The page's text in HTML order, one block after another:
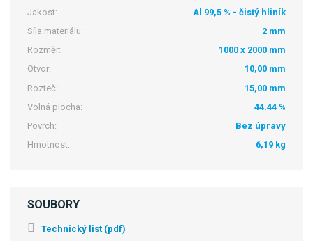
Jakost:
Al 99,5 % - čistý hliník
Síla materiálu:
2 mm
Rozměr:
1000 x 2000 mm
Otvor:
10,00 mm
Rozteč:
15,00 mm
Volná plocha:
44.44 %
Povrch:
Bez úpravy
Hmotnost:
6,19 kg
SOUBORY
Technický list (pdf)